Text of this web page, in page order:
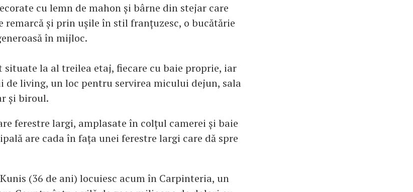
cu lemn de mahon și bârne din stejar care
remarcă și prin ușile în stil franțuzesc, o bucătărie
în mijloc.
la al treilea etaj, fiecare cu baie proprie, iar
de living, un loc pentru servirea micului dejun, sala
și biroul.
ferestre largi, amplasate în colțul camerei și baie
are cada în fața unei ferestre largi care dă spre
(36 de ani) locuiesc acum în Carpinteria, un